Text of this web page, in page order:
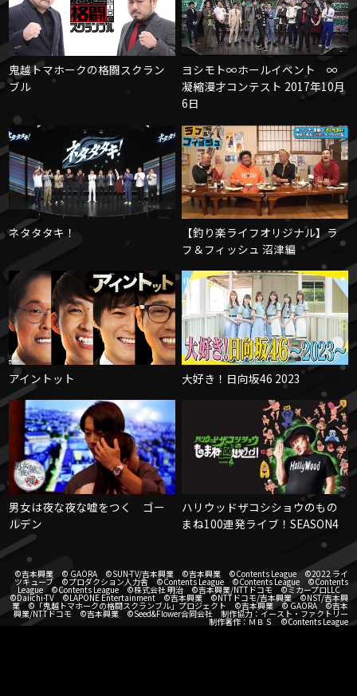
鬼越トマホークの格闘スクラン
ブル
ヨシモト∞ホールイベント ∞
凝縮漫才コンテスト 2017年10月
6日
ネタタタキ！
【釣り楽ライフオリジナル】ラ
フ＆フィッシュ 沼津編
アイントット 大好き！日向坂46 2023
男女は夜な夜な嘘をつく ゴー
ルデン
ハリウッドザコシショウのもの
まね100連発ライブ！SEASON4
©吉本興業 © GAORA ©SUN-TV/吉本興業 ©吉本興業 ©Contents League ©2022 ライ
ツキューブ ©プロダクション人力舎 ©Contents League ©Contents League ©Contents
League ©Contents League ©株式会社 明治 ©吉本興業/NTTドコモ ©ミカープロLLC
©Daiichi-TV ©LAPONE Entertainment ©吉本興業 ©NTTドコモ/吉本興業 ©NST/吉本興
業 ©「鬼越トマホークの格闘スクランブル」プロジェクト ©吉本興業 © GAORA ©吉本
興業/NTTドコモ ©吉本興業 ©Seed&Flower合同会社 制作協力：イースト・ファクトリー
制作著作：ＭＢＳ ©Contents League